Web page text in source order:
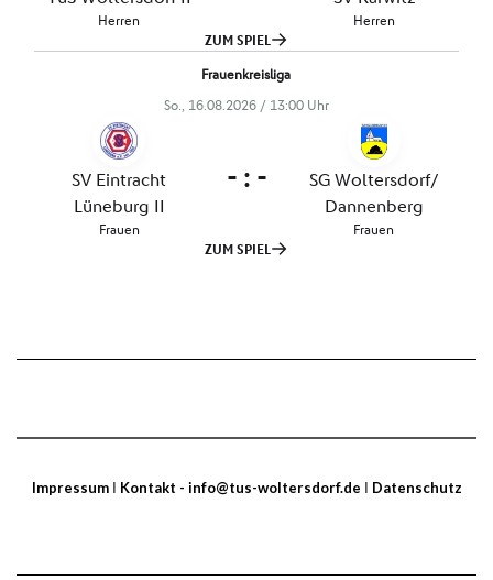
ImpressumI Kontakt - info@tus-woltersdorf.de I Datenschutz